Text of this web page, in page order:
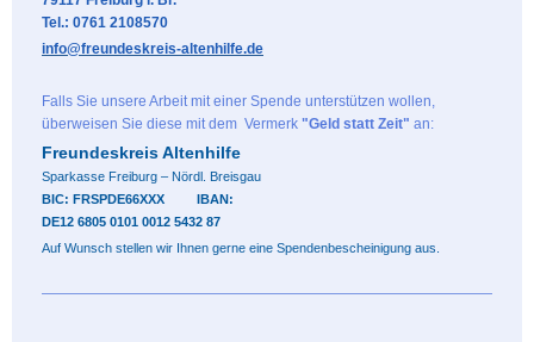
Tel.: 0761 2108570
info@freundeskreis-altenhilfe.de
Falls Sie unsere Arbeit mit einer Spende unterstützen wollen,
überweisen Sie diese mit dem Vermerk "Geld statt Zeit" an:
Freundeskreis Altenhilfe
Sparkasse Freiburg – Nördl. Breisgau
BIC: FRSPDE66XXX
IBAN:
DE12 6805 0101 0012 5432 87
Auf Wunsch stellen wir Ihnen gerne eine Spendenbescheinigung aus.